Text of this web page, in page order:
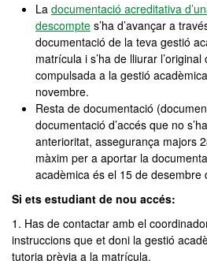
La documentació acreditativa
descompte s’ha d’avançar a
documentació de la teva gestió
matrícula i s’ha de lliurar
compulsada a la gestió
novembre.
Resta de documentació
documentació d’accés que no
anterioritat, assegurança majors
màxim per a aportar la
acadèmica és el 15 de desembre
Si ets estudiant de nou accés:
1. Has de contactar amb el
instruccions que et doni la gestió
tutoria prèvia a la matrícula.